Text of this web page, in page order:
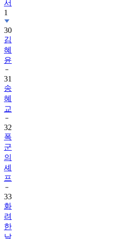
서
1
30
김
혜
윤
31
송
혜
교
32
폭
군
의
셰
프
33
화
려
한
날